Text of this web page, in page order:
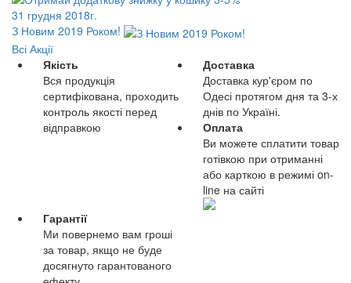
31 грудня 2018г.
З Новим 2019 Роком!
Всі Акції
Якість
Вся продукція
сертифікована, проходить
контроль якості перед
відправкою
Доставка
Доставка кур'єром по
Одесі протягом дня та 3-х
днів по Україні.
Оплата
Ви можете сплатити товар
готівкою при отриманні
або карткою в режимі on-
line на сайті
Гарантії
Ми повернемо вам гроші
за товар, якщо не буде
досягнуто гарантованого